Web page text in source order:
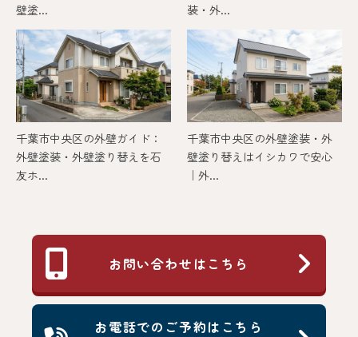
壁塗...
装・外...
千葉市中央区の外壁ガイド：
外壁塗装・外壁塗り替えを石
友ホ...
千葉市中央区の外壁塗装・外
壁塗り替えはイシカワで安心
｜外...
お問い合わせはこちら
お電話でのご予約はこちら